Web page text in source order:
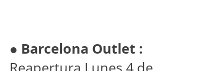
● Barcelona Outlet :